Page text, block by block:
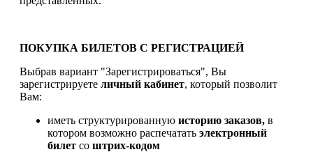
ПОКУПКА БИЛЕТОВ С РЕГИСТРАЦИЕЙ
Выбрав вариант "Зарегистрироваться", Вы
зарегистрируете личный кабинет, который позволит
Вам:
иметь структурированную историю заказов, в
котором возможно распечатать электронный
билет со штрих-кодом